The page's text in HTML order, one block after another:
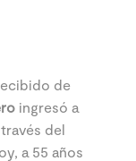
de
ingresó a
del
a 55 años